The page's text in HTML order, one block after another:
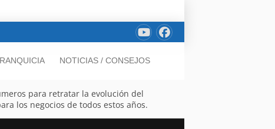
NOTICIAS / CONSEJOS
para retratar la evolución del
los negocios de todos estos años.